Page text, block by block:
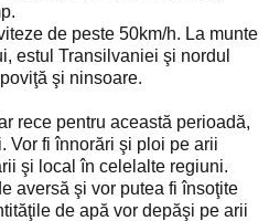
de peste 50km/h. La munte
estul Transilvaniei şi nordul
şi ninsoare.
rece pentru această perioadă,
Vor fi înnorări şi ploi pe arii
şi local în celelalte regiuni.
aversă şi vor putea fi însoţite
de apă vor depăşi pe arii